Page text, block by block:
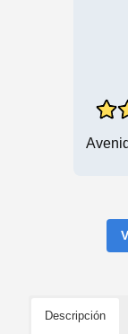
Descripción